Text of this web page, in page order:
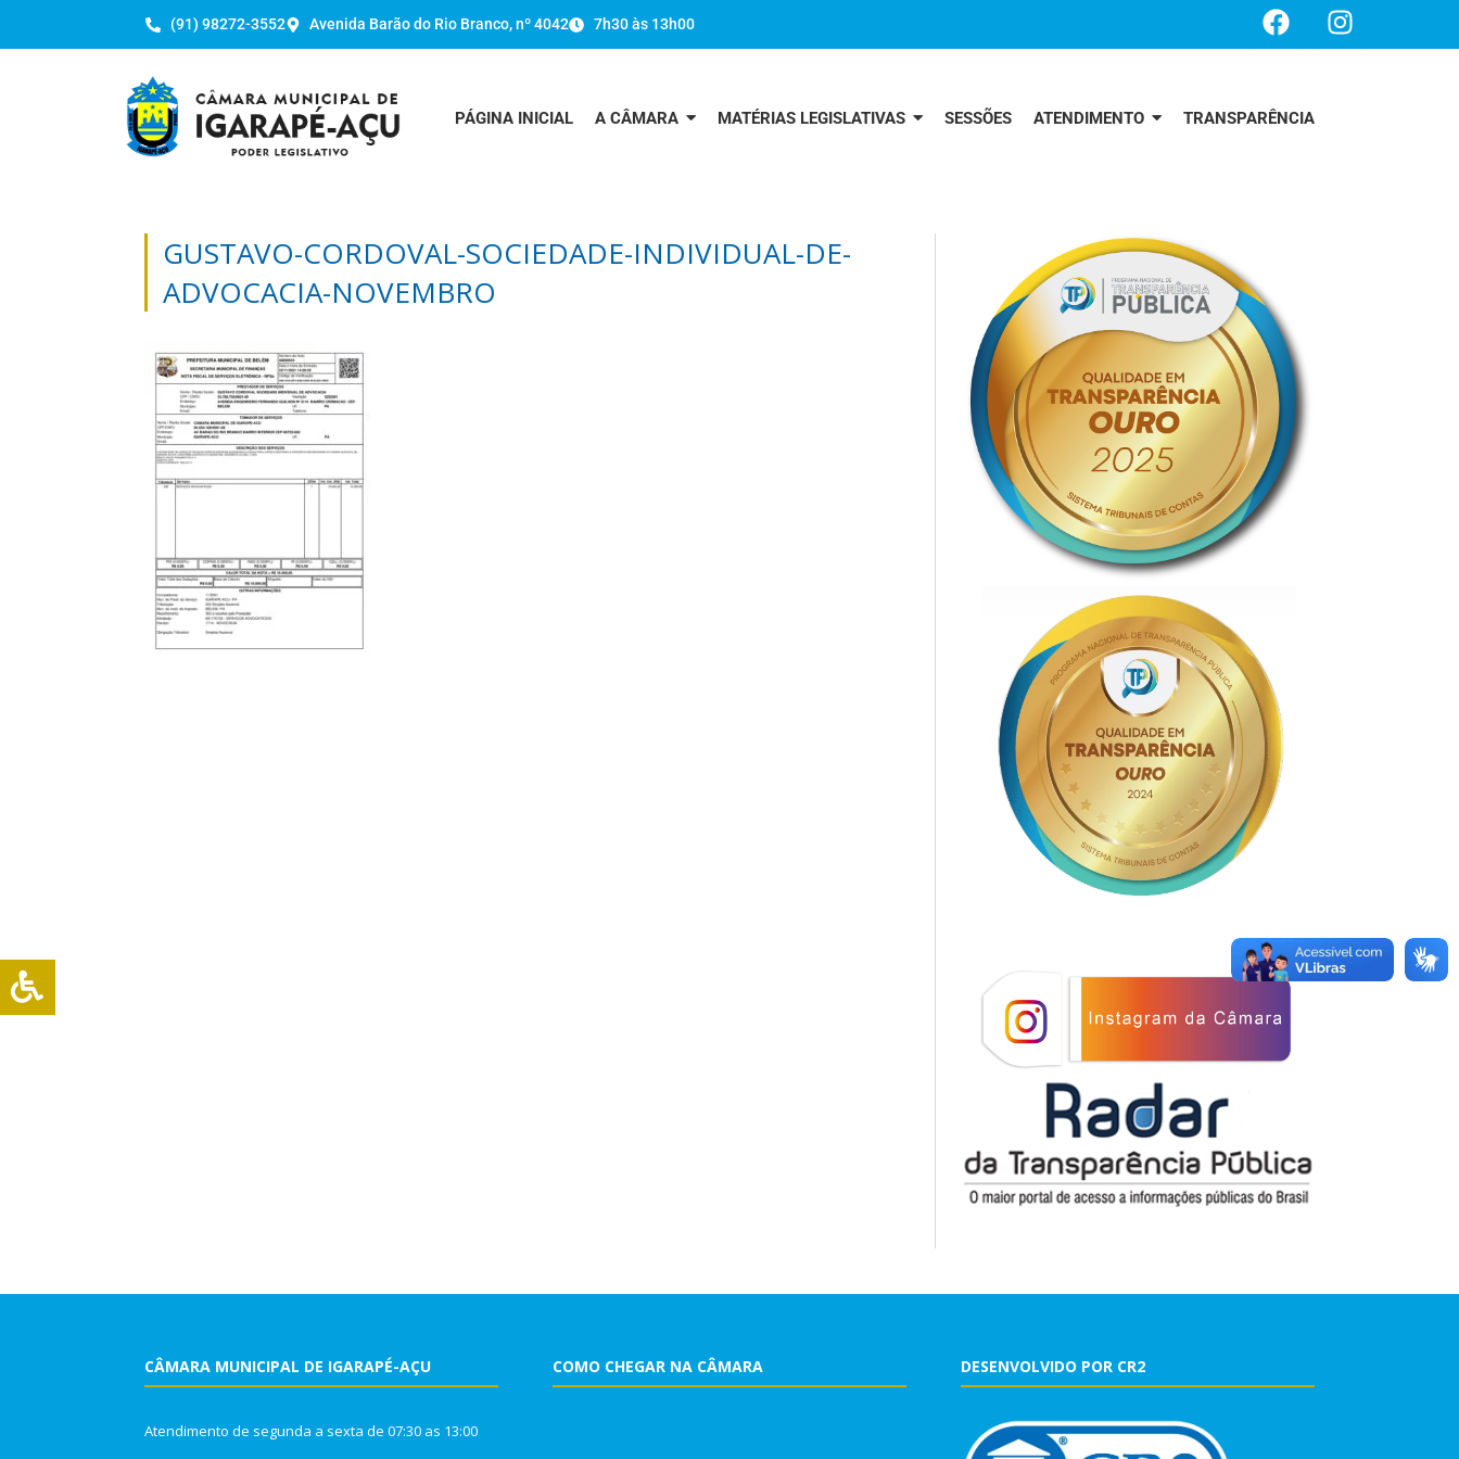
(91) 98272-3552 Avenida Barão do Rio Branco, nº 4042 7h30 às 13h00
PÁGINA INICIAL A CÂMARA MATÉRIAS LEGISLATIVAS SESSÕES ATENDIMENTO TRANSPARÊNCIA
GUSTAVO-CORDOVAL-SOCIEDADE-INDIVIDUAL-DE-
ADVOCACIA-NOVEMBRO
CÂMARA MUNICIPAL DE IGARAPÉ-AÇU
Atendimento de segunda a sexta de 07:30 as 13:00
COMO CHEGAR NA CÂMARA DESENVOLVIDO POR CR2